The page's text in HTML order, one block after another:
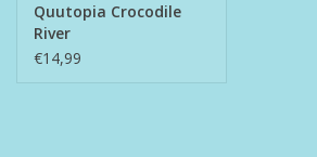
Quutopia Crocodile
River
€14,99